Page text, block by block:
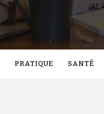
PRATIQUE SANTÉ